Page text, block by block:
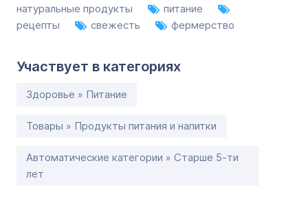
натуральные продукты
питание
рецепты
свежесть фермерство
Участвует в категориях
Здоровье » Питание
Товары » Продукты питания и напитки
Автоматические категории » Старше 5-ти
лет